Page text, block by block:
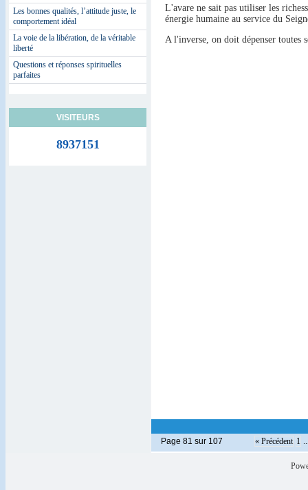
Page 81 sur 107 « Précédent 1
L'avare ne sait pas utiliser les
énergie humaine au service du
A l'inverse, on doit dépenser toutes
Les bonnes qualités, l’attitude juste, le
comportement idéal
La voie de la libération, de la véritable
liberté
Questions et réponses spirituelles
parfaites
VISITEURS
8937151